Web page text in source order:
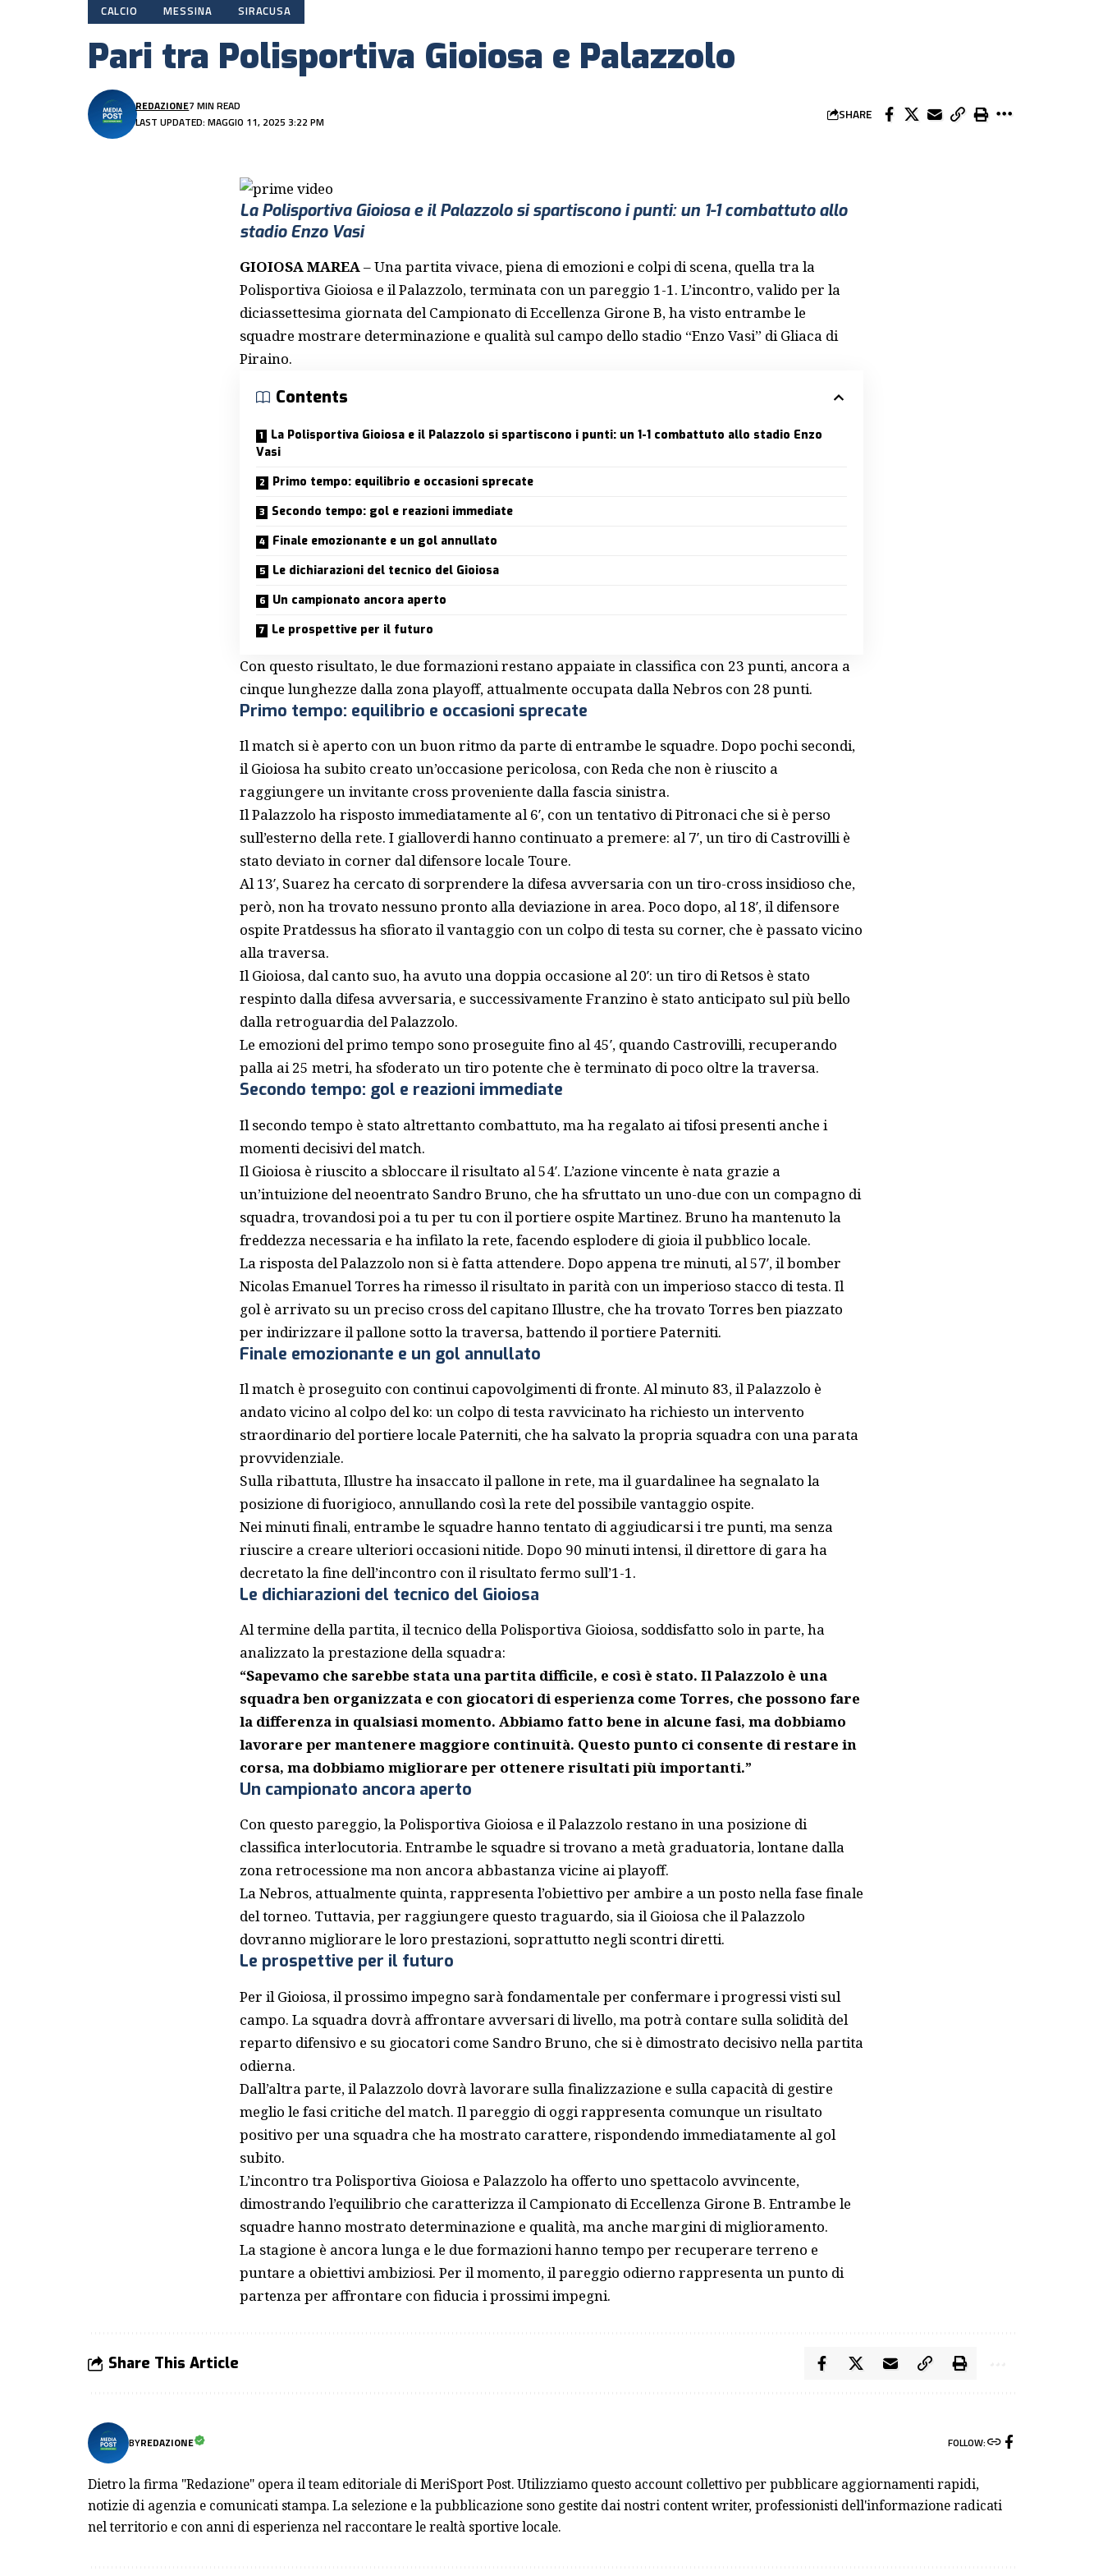
CALCIO MESSINA SIRACUSA
Pari tra Polisportiva Gioiosa e Palazzolo
LAST UPDATED: MAGGIO 11, 2025 3:22 PM
REDAZIONE7 MIN READ SHARE
La Polisportiva Gioiosa e il Palazzolo si spartiscono i punti: un 1-1 combattuto allo
stadio Enzo Vasi
GIOIOSA MAREA– Una partita vivace, piena di emozioni e colpi di scena, quella tra la
Polisportiva Gioiosa e il Palazzolo, terminata con un pareggio 1-1. L’incontro, valido per la
diciassettesima giornata del Campionato di Eccellenza Girone B, ha visto entrambe le
squadre mostrare determinazione e qualità sul campo dello stadio “Enzo Vasi” di Gliaca di
Piraino.
Contents
La Polisportiva Gioiosa e il Palazzolo si spartiscono i punti: un 1-1 combattuto allo stadio Enzo
Vasi
Primo tempo: equilibrio e occasioni sprecate
Secondo tempo: gol e reazioni immediate
Finale emozionante e un gol annullato
Le dichiarazioni del tecnico del Gioiosa
Un campionato ancora aperto
Le prospettive per il futuro
Con questo risultato, le due formazioni restano appaiate in classifica con 23 punti, ancora a
cinque lunghezze dalla zona playoff, attualmente occupata dalla Nebros con 28 punti.
Primo tempo: equilibrio e occasioni sprecate
Il match si è aperto con un buon ritmo da parte di entrambe le squadre. Dopo pochi secondi,
il Gioiosa ha subito creato un’occasione pericolosa, con Reda che non è riuscito a
raggiungere un invitante cross proveniente dalla fascia sinistra.
Il Palazzolo ha risposto immediatamente al 6′, con un tentativo di Pitronaci che si è perso
sull’esterno della rete. I gialloverdi hanno continuato a premere: al 7′, un tiro diCastrovilliè
stato deviato in corner dal difensore locale Toure.
Al 13′, Suarez ha cercato di sorprendere la difesa avversaria con un tiro-cross insidioso che,
però, non ha trovato nessuno pronto alla deviazione in area. Poco dopo, al 18′, il difensore
ospite Pratdessus ha sfiorato il vantaggio con un colpo di testa su corner, che è passato vicino
alla traversa.
Il Gioiosa, dal canto suo, ha avuto una doppia occasione al 20′: un tiro di Retsos è stato
respinto dalla difesa avversaria, e successivamente Franzino è stato anticipato sul più bello
dalla retroguardia del Palazzolo.
Le emozioni del primo tempo sono proseguite fino al 45′, quando Castrovilli, recuperando
palla ai 25 metri, ha sfoderato un tiro potente che è terminato di poco oltre la traversa.
Secondo tempo: gol e reazioni immediate
Il secondo tempo è stato altrettanto combattuto, ma ha regalato ai tifosi presenti anche i
momenti decisivi del match.
Il Gioiosa è riuscito a sbloccare il risultato al 54′. L’azione vincente è nata grazie a
un’intuizione del neoentrato Sandro Bruno, che ha sfruttato un uno-due con un compagno di
squadra, trovandosi poi a tu per tu con il portiere ospite Martinez. Bruno ha mantenuto la
freddezza necessaria e ha infilato la rete, facendo esplodere di gioia il pubblico locale.
La risposta del Palazzolo non si è fatta attendere. Dopo appena tre minuti, al 57′, il bomber
Nicolas Emanuel Torres ha rimesso il risultato in parità con un imperioso stacco di testa. Il
gol è arrivato su un preciso cross del capitano Illustre, che ha trovato Torres ben piazzato
per indirizzare il pallone sotto la traversa, battendo il portiere Paterniti.
Finale emozionante e un gol annullato
Il match è proseguito con continui capovolgimenti di fronte. Al minuto 83, il Palazzolo è
andato vicino al colpo del ko: un colpo di testa ravvicinato ha richiesto un intervento
straordinario del portiere locale Paterniti, che ha salvato la propria squadra con una parata
provvidenziale.
Sulla ribattuta, Illustre ha insaccato il pallone in rete, ma il guardalinee ha segnalato la
posizione di fuorigioco, annullando così la rete del possibile vantaggio ospite.
Nei minuti finali, entrambe le squadre hanno tentato di aggiudicarsi i tre punti, ma senza
riuscire a creare ulteriori occasioni nitide. Dopo 90 minuti intensi, il direttore di gara ha
decretato la fine dell’incontro con il risultato fermo sull’1-1.
Le dichiarazioni del tecnico del Gioiosa
Al termine della partita, il tecnico della Polisportiva Gioiosa, soddisfatto solo in parte, ha
analizzato la prestazione della squadra:
“Sapevamo che sarebbe stata una partita difficile, e così è stato. Il Palazzolo è una
squadra ben organizzata e con giocatori di esperienza come Torres, che possono fare
la differenza in qualsiasi momento. Abbiamo fatto bene in alcune fasi, ma dobbiamo
lavorare per mantenere maggiore continuità. Questo punto ci consente di restare in
corsa, ma dobbiamo migliorare per ottenere risultati più importanti.”
Un campionato ancora aperto
Con questo pareggio, la Polisportiva Gioiosa e il Palazzolo restano in una posizione di
classifica interlocutoria. Entrambe le squadre si trovano a metà graduatoria, lontane dalla
zona retrocessione ma non ancora abbastanza vicine ai playoff.
La Nebros, attualmente quinta, rappresenta l’obiettivo per ambire a un posto nella fase finale
del torneo. Tuttavia, per raggiungere questo traguardo, sia il Gioiosa che il Palazzolo
dovranno migliorare le loro prestazioni, soprattutto negli scontri diretti.
Le prospettive per il futuro
Per il Gioiosa, il prossimo impegno sarà fondamentale per confermare i progressi visti sul
campo. La squadra dovrà affrontare avversari di livello, ma potrà contare sulla solidità del
reparto difensivo e su giocatori come Sandro Bruno, che si è dimostrato decisivo nella partita
odierna.
Dall’altra parte, il Palazzolo dovrà lavorare sulla finalizzazione e sulla capacità di gestire
meglio le fasi critiche del match. Il pareggio di oggi rappresenta comunque un risultato
positivo per una squadra che ha mostrato carattere, rispondendo immediatamente al gol
subito.
L’incontro tra Polisportiva Gioiosa e Palazzolo ha offerto uno spettacolo avvincente,
dimostrando l’equilibrio che caratterizza il Campionato di Eccellenza Girone B. Entrambe le
squadre hanno mostrato determinazione e qualità, ma anche margini di miglioramento.
La stagione è ancora lunga e le due formazioni hanno tempo per recuperare terreno e
puntare a obiettivi ambiziosi. Per il momento, il pareggio odierno rappresenta un punto di
partenza per affrontare con fiducia i prossimi impegni.
Share This Article
BYREDAZIONE FOLLOW:
Dietro la firma "Redazione" opera il team editoriale di MeriSport Post. Utilizziamo questo account collettivo per pubblicare aggiornamenti rapidi,
notizie di agenzia e comunicati stampa. La selezione e la pubblicazione sono gestite dai nostri content writer, professionisti dell'informazione radicati
nel territorio e con anni di esperienza nel raccontare le realtà sportive locale.